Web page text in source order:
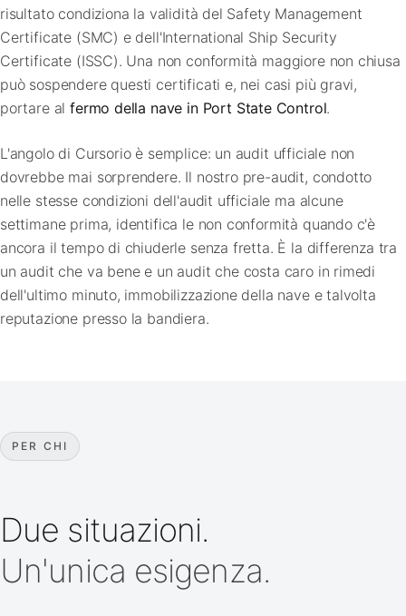
risultato condiziona la validità del Safety Management
Certificate (SMC) e dell'International Ship Security
Certificate (ISSC). Una non conformità maggiore non chiusa
può sospendere questi certificati e, nei casi più gravi,
portare alfermo della nave in Port State Control.
L'angolo di Cursorio è semplice: un audit ufficiale non
dovrebbe mai sorprendere. Il nostro pre-audit, condotto
nelle stesse condizioni dell'audit ufficiale ma alcune
settimane prima, identifica le non conformità quando c'è
ancora il tempo di chiuderle senza fretta. È la differenza tra
un audit che va bene e un audit che costa caro in rimedi
dell'ultimo minuto, immobilizzazione della nave e talvolta
reputazione presso la bandiera.
PER CHI
Due situazioni.
Un'unica esigenza.